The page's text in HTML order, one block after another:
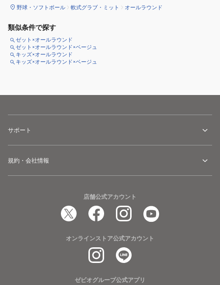
野球・ソフトボール 軟式グラブ・ミット オールラウンド
類似条件で探す
ゼット×オールラウンド
ゼット×オールラウンド×ベージュ
キッズ×オールラウンド
キッズ×オールラウンド×ベージュ
サポート
規約・会社情報
店舗公式アカウント
オンラインストア公式アカウント
ゼビオグループ公式アプリ